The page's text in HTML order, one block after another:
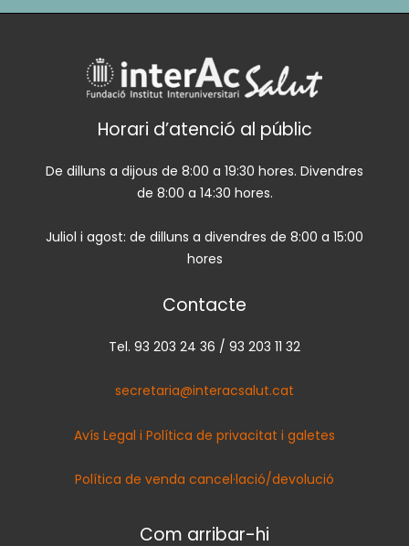
Horari d’atenció al públic
De dilluns a dijous de 8:00 a 19:30 hores. Divendres
de 8:00 a 14:30 hores.
Juliol i agost: de dilluns a divendres de 8:00 a 15:00
hores
Contacte
Tel. 93 203 24 36 / 93 203 11 32
secretaria@interacsalut.cat
Avís Legal i Política de privacitat i galetes
Política de venda cancel·lació/devolució
Com arribar-hi